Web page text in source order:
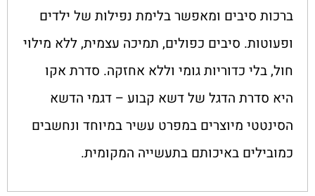
ברכות סיבים ומאפשר בלימת נפילות של ילדים
ופעוטות. סיבים כפולים, תמיכה עצמית, ללא מילוי
חול, בלי כדוריות גומי וללא אחזקה. סדרת אקו
היא סדרת הדגל של דשא קבוע – דגמי הדשא
הסינטטי מיוצרים במפרט עשיר במיוחד ונחשבים
כמובילים באיכותם בתעשייה המקומית.